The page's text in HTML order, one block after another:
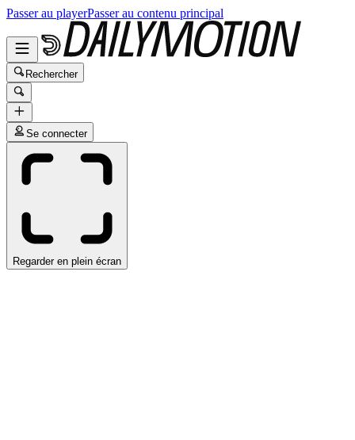
Passer au playerPasser au contenu principal
Rechercher
Se connecter
Regarder en plein écran